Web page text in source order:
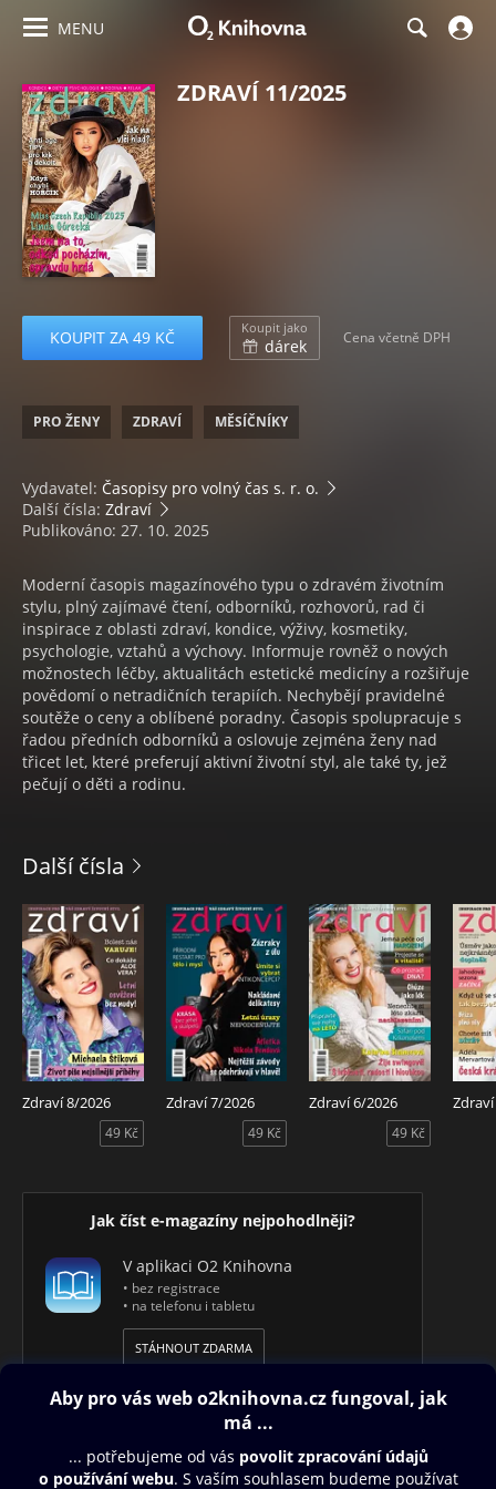
MENU
ZDRAVÍ 11/2025
KOUPIT ZA 49 KČ Koupit jako
dárek Cena včetně DPH
PRO ŽENY ZDRAVÍ MĚSÍČNÍKY
Vydavatel: Časopisy pro volný čas s. r. o.
Další čísla: Zdraví
Publikováno: 27. 10. 2025
Moderní časopis magazínového typu o zdravém životním
stylu, plný zajímavé čtení, odborníků, rozhovorů, rad či
inspirace z oblasti zdraví, kondice, výživy, kosmetiky,
psychologie, vztahů a výchovy. Informuje rovněž o nových
možnostech léčby, aktualitách estetické medicíny a rozšiřuje
povědomí o netradičních terapiích. Nechybějí pravidelné
soutěže o ceny a oblíbené poradny. Časopis spolupracuje s
řadou předních odborníků a oslovuje zejména ženy nad
třicet let, které preferují aktivní životní styl, ale také ty, jež
pečují o děti a rodinu.
Další čísla
Zdraví 8/2026
49 Kč
Zdraví 7/2026
49 Kč
Zdraví 6/2026
49 Kč
Jak číst e-magazíny nejpohodlněji?
V aplikaci O2 Knihovna
• bez registrace
• na telefonu i tabletu
STÁHNOUT ZDARMA
Obsah ke stažení